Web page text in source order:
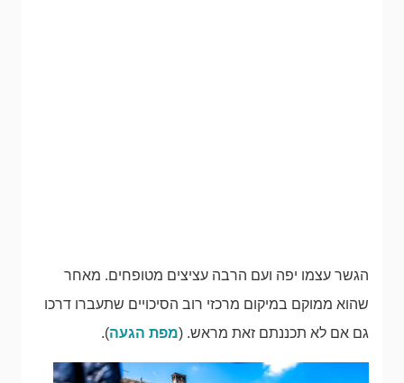
הגשר עצמו יפה ועם הרבה עציצים מטופחים. מאחר
שהוא ממוקם במיקום מרכזי רוב הסיכויים שתעברו דרכו
גם אם לא תכננתם זאת מראש. (מפת הגעה).